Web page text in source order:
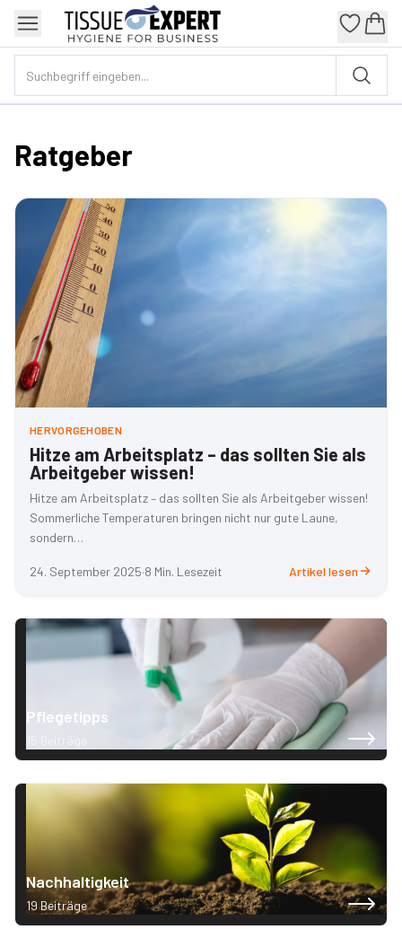
Ratgeber
HERVORGEHOBEN
Hitze am Arbeitsplatz – das sollten Sie als
Arbeitgeber wissen!
Hitze am Arbeitsplatz – das sollten Sie als Arbeitgeber wissen!
Sommerliche Temperaturen bringen nicht nur gute Laune,
sondern…
24. September 2025·8 Min. Lesezeit Artikel lesen
Pflegetipps
Nachhaltigkeit
19 Beiträge